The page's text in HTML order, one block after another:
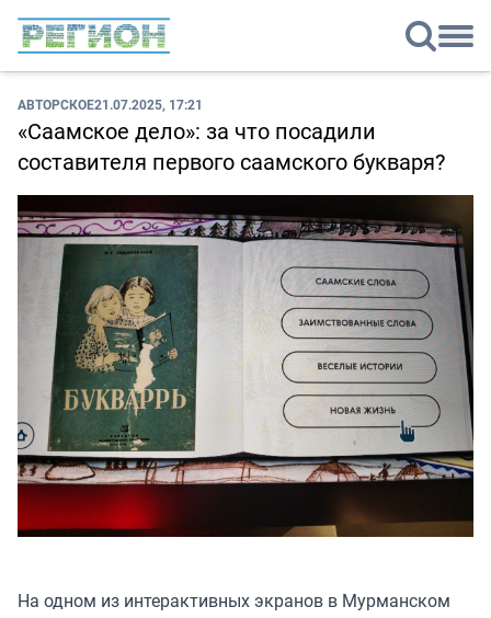
АВТОРСКОЕ21.07.2025, 17:21
«Саамское дело»: за что посадили
составителя первого саамского букваря?
На одном из интерактивных экранов в Мурманском